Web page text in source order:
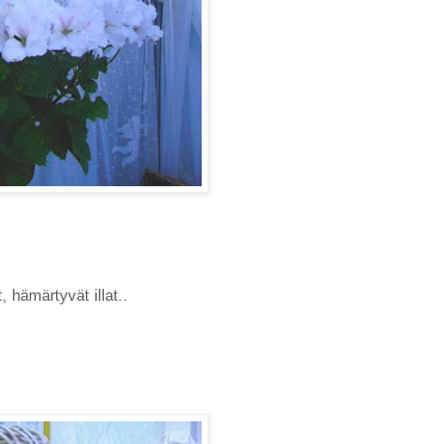
hämärtyvät illat..